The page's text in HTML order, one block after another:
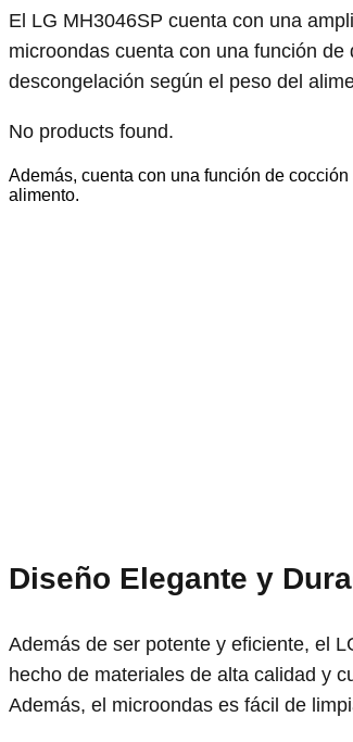
El LG MH3046SP cuenta con una
microondas cuenta con una función
descongelación según el peso del
No products found.
Además, cuenta con una función de
alimento.
Diseño Elegante y
Además de ser potente y eficiente, el
hecho de materiales de alta calidad y
Además, el microondas es fácil de